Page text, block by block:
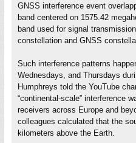
GNSS interference event
band centered on 1575.42
band used for signal
constellation and GNSS
Such interference patterns
Wednesdays, and Thursdays
Humphreys told the YouTube
“continental-scale” interference
receivers across Europe and
colleagues calculated that the
kilometers above the Earth.